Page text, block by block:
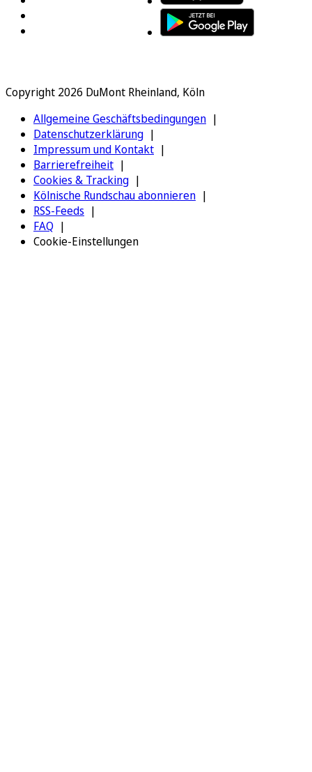
Copyright 2026 DuMont Rheinland, Köln
Allgemeine Geschäftsbedingungen
Datenschutzerklärung
Impressum und Kontakt
Barrierefreiheit
Cookies & Tracking
Kölnische Rundschau abonnieren
RSS-Feeds
FAQ
Cookie-Einstellungen